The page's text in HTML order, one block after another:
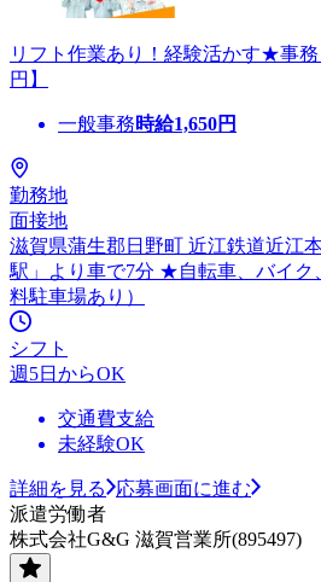
リフト作業あり！経験活かす★事
円】
一般事務時給1,650円
勤務地
面接地
滋賀県蒲生郡日野町 近江鉄道近江
駅」より車で7分 ★自転車、バイク
料駐車場あり）
シフト
週5日からOK
交通費支給
未経験OK
詳細を見る
応募画面に進む
派遣労働者
株式会社G&G 滋賀営業所(895497)